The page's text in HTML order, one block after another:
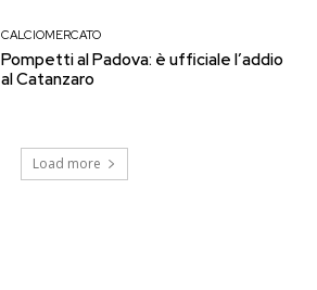
CALCIOMERCATO
Pompetti al Padova: è ufficiale l’addio
al Catanzaro
Load more